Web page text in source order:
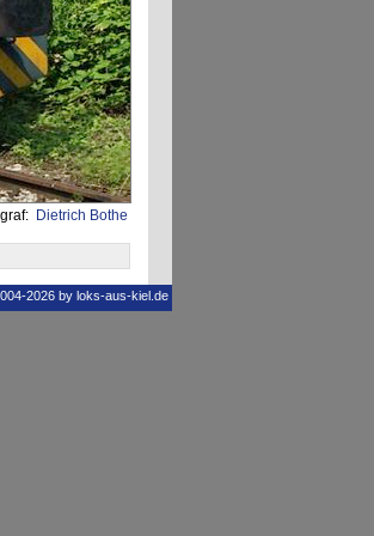
Dietrich Bothe
2026 by loks-aus-kiel.de